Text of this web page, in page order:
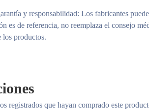
y humedece bien tu piel.
y responsabilidad: Los fabricantes
es de referencia, no reemplaza el consejo
productos.
registrados que hayan comprado este